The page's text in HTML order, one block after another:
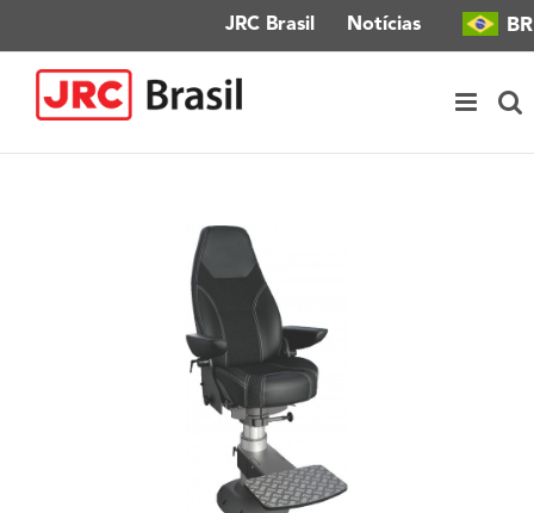
conteúdo
JRC Brasil Notícias BR